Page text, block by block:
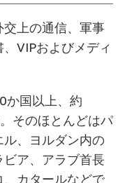
交上の通信、軍事
VIPおよびメディ
か国以上、約
そのほとんどはパ
、ヨルダン内の
ア、アラブ首長
カタールなどで